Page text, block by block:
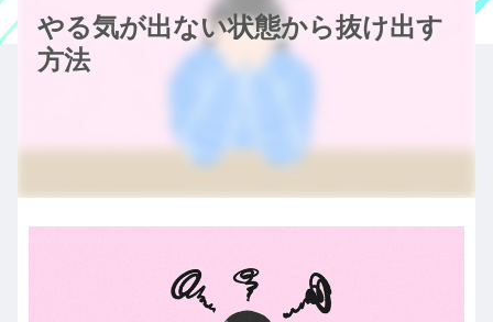
やる気が出ない状態から抜け出す
方法